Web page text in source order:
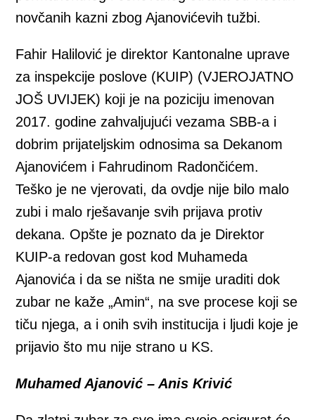
novčanih kazni zbog Ajanovićevih tužbi.
Fahir Halilović je direktor Kantonalne uprave
za inspekcije poslove (KUIP) (VJEROJATNO
JOŠ UVIJEK) koji je na poziciju imenovan
2017. godine zahvaljujući vezama SBB-a i
dobrim prijateljskim odnosima sa Dekanom
Ajanovićem i Fahrudinom Radončićem.
Teško je ne vjerovati, da ovdje nije bilo malo
zubi i malo rješavanje svih prijava protiv
dekana. Opšte je poznato da je Direktor
KUIP-a redovan gost kod Muhameda
Ajanovića i da se ništa ne smije uraditi dok
zubar ne kaže „Amin“, na sve procese koji se
tiču njega, a i onih svih institucija i ljudi koje je
prijavio što mu nije strano u KS.
Muhamed Ajanović – Anis Krivić